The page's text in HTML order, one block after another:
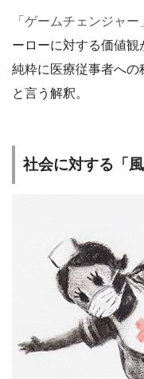
「ゲームチェンジャー
ーローに対する価値観
純粋に医療従事者へ
と言う解釈。
社会に対する「